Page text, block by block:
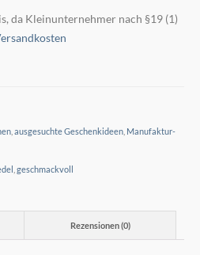
€.
da Kleinunternehmer nach §19 (1)
ausgesuchte Geschenkideen Manufaktur-
geschmackvoll
Rezensionen (0)